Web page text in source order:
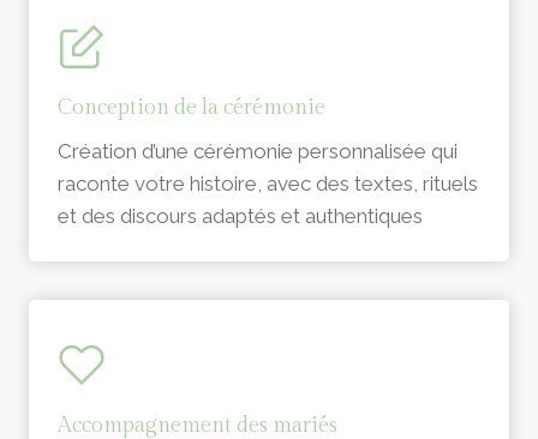
Conception de la cérémonie
Création d’une cérémonie personnalisée qui
raconte votre histoire, avec des textes, rituels
et des discours adaptés et authentiques
Accompagnement des mariés